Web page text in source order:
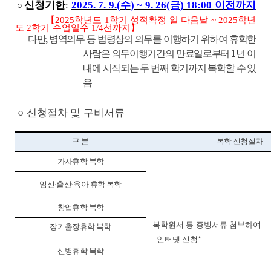
○신청기한: 2025. 7. 9.(수) ~ 9. 26(금) 18:00 이전까지
【2025학년도 1학기 성적확정 일 다음날 ~ 2025학년
도 2학기 수업일수 1/4선까지 】
다만, 병역의무 등 법령상의 의무를 이행하기 위하여 휴학한
사람은 의무이행기간의 만료일로부터 1년 이
내에 시작되는 두 번째 학기까지 복학할 수 있
음
○ 신청절차 및 구비서류
구 분 복학 신청절차
가사휴학 복학
∙복학원서 등 증빙서류 첨부하여
인터넷 신청 *
임신·출산·육아 휴학 복학
창업휴학 복학
장기출장휴학 복학
신병휴학 복학